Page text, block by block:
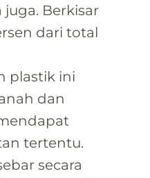
Berkisar
dari total
plastik ini
dan
tertentu.
secara